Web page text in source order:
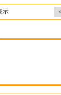
示